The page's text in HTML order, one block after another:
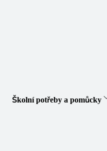
Školní potřeby a pomůcky